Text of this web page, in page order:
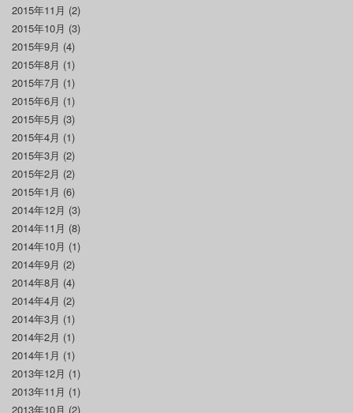
2015年11月 (2)
2015年10月 (3)
2015年9月 (4)
2015年8月 (1)
2015年7月 (1)
2015年6月 (1)
2015年5月 (3)
2015年4月 (1)
2015年3月 (2)
2015年2月 (2)
2015年1月 (6)
2014年12月 (3)
2014年11月 (8)
2014年10月 (1)
2014年9月 (2)
2014年8月 (4)
2014年4月 (2)
2014年3月 (1)
2014年2月 (1)
2014年1月 (1)
2013年12月 (1)
2013年11月 (1)
2013年10月 (2)